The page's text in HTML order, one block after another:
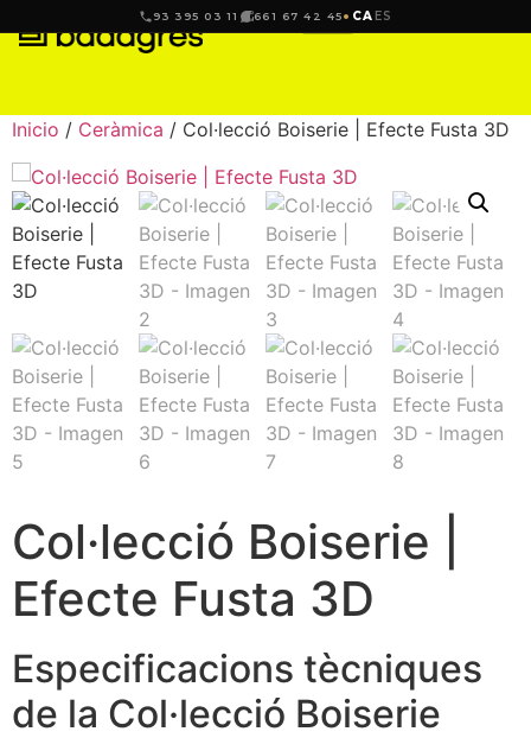
93 395 03 11 661 67 42 45 CA ES
Inicio / Ceràmica / Col·lecció Boiserie | Efecte Fusta 3D
Col·lecció Boiserie |
Efecte Fusta 3D
Especificacions tècniques
de la Col·lecció Boiserie